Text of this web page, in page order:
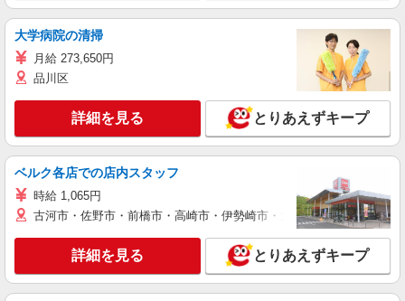
大学病院の清掃
月給 273,650円
品川区
詳細を見る とりあえずキープ
ベルク各店での店内スタッフ
時給 1,065円
古河市・佐野市・前橋市・高崎市・伊勢崎市・太田市・館林市・藤
詳細を見る とりあえずキープ